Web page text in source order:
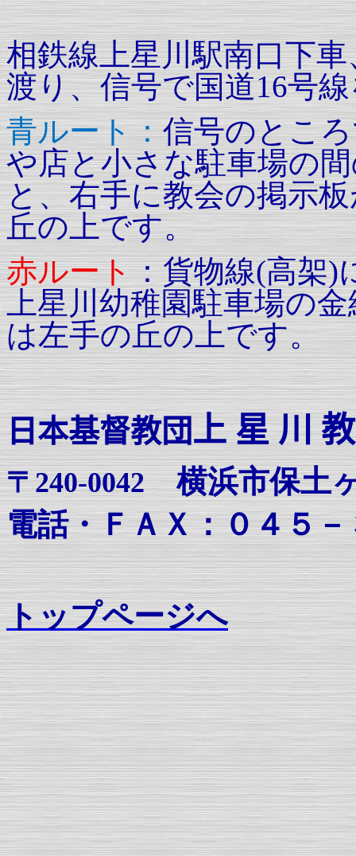
相鉄線上星川駅南口下
渡り、信号で国道16号
青ルート：信号のとこ
や店と小さな駐車場の
と、右手に教会の掲示
丘の上です。
赤ルート：貨物線(高架)
上星川幼稚園駐車場の
は左手の丘の上です。
日本基督教団上 星 川
〒240-0042
横浜市保土
電話・ＦＡＸ：０４５
トップページへ